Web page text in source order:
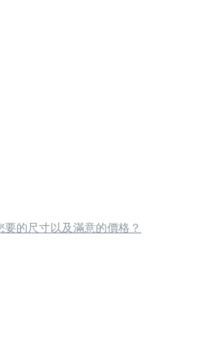
要的尺寸以及滿意的價格？